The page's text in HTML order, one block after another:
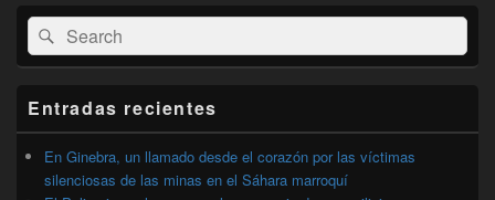
El
área
de
lateral
primaria
Buscar
por:
Buscar
Entradas recientes
En Ginebra, un llamado desde el corazón por las víctimas
silenciosas de las minas en el Sáhara marroquí